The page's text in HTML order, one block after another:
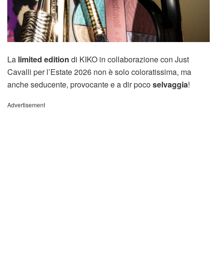
La limited edition di KIKO in collaborazione con Just
Cavalli per l’Estate 2026 non è solo coloratissima, ma
anche seducente, provocante e a dir pocoselvaggia!
Advertisement